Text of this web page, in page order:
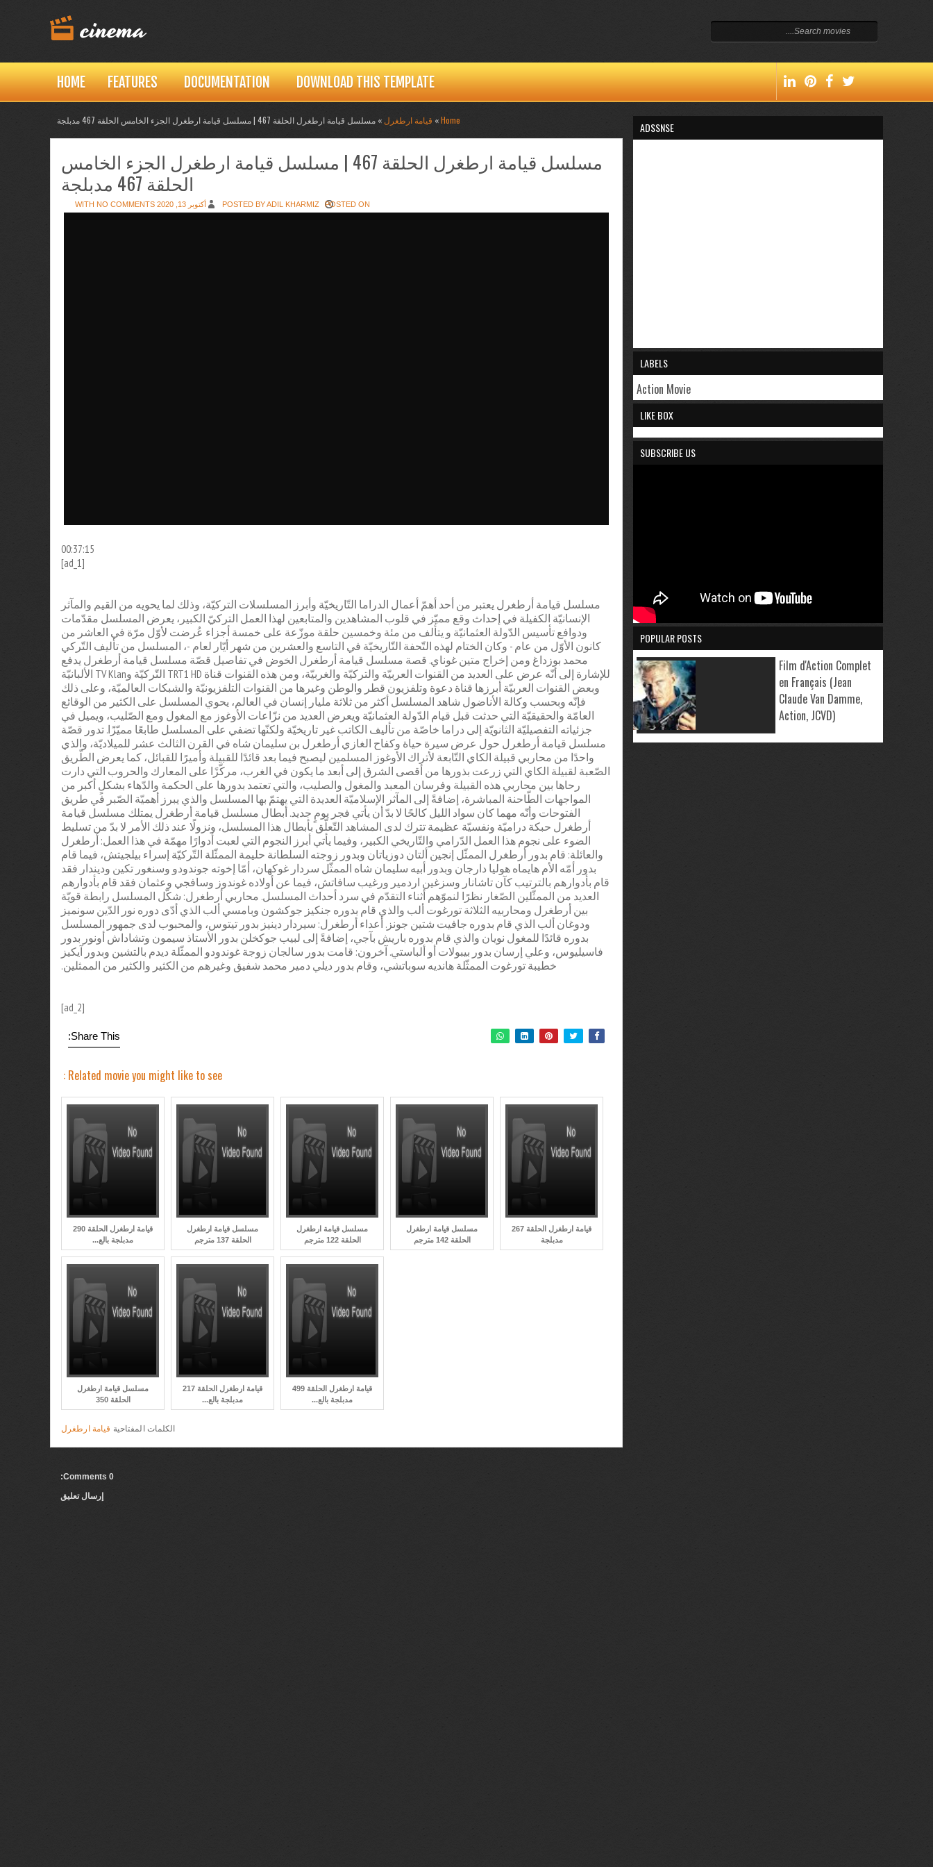
HOME FEATURES
DROPDOWN 1
DROPDOWN 2
DROPDOWN 3
DOCUMENTATION DOWNLOAD THIS TEMPLATE
Home
» قيامة ارطغرل » مسلسل قيامة ارطغرل الحلقة 467 | مسلسل قيامة ارطغرل الجزء الخامس الحلقة 467 مدبلجة
مسلسل قيامة ارطغرل الحلقة 467 | مسلسل قيامة ارطغرل الجزء الخامس
الحلقة 467 مدبلجة
POSTED BY ADIL KHARMIZ POSTED ON أكتوبر 13, 2020 WITH NO COMMENTS
00:37:15
[ad_1]
مسلسل قيامة أرطغرل يعتبر من أحد أهمّ أعمال الدراما التّاريخيّة وأبرز المسلسلات التركيّة، وذلك لما يحويه من القيم والمآثر
الإنسانيّة الكفيلة في إحداث وقع مميّز في قلوب المشاهدين والمتابعين لهذا العمل التركيّ الكبير، يعرض المسلسل مقدّمات
ودوافع تأسيس الدّولة العثمانيّة و يتألف من مئة وخمسين حلقة موزّعة على خمسة أجزاء عُرضت لأوّل مرّة في العاشر من
كانون الأوّل من عام - وكان الختام لهذه التّحفة التّاريخيّة في التاسع والعشرين من شهر أيّار لعام -، المسلسل من تأليف التّركي
محمد بوزداغ ومن إخراج متين غوناي. قصة مسلسل قيامة أرطغرل الخوض في تفاصيل قصّة مسلسل قيامة أرطغرل يدفع
للإشارة إلى أنّه عرض على العديد من القنوات العربيّة والتركيّة والغربيّة، ومن هذه القنوات قناة TRT1 HD التّركيّة وTV Klan الألبانيّة
وبعض القنوات العربيّة أبرزها قناة دعوة وتلفزيون قطر والوطن وغيرها من القنوات التلفزيونيّة والشبكات العالميّة، وعلى ذلك
فإنّه وبحسب وكالة الأناضول شاهد المسلسل أكثر من ثلاثة مليار إنسان في العالم، يحوي المسلسل على الكثير من الوقائع
العامّة والحقيقيّة التي حدثت قبل قيام الدّولة العثمانيّة ويعرض العديد من نزّاعات الأوغوز مع المغول ومع الصّليب، ويميل في
جزئياته التفصيليّة الثانويّة إلى دراما خاصّة من تأليف الكاتب غير تاريخيّة ولكنّها تضفي على المسلسل طابعًا مميّزًا. تدور قصّة
مسلسل قيامة أرطغرل حول عرض سيرة حياة وكفاح الغازي أرطغرل بن سليمان شاه في القرن الثالث عشر للميلاديّة، والذي
واحدًا من محاربي قبيلة الكاي التّابعة لأتراك الأوغوز المسلمين ليصبح فيما بعد قائدًا للقبيلة وأميرًا للقبائل، كما يعرض الطّريق
الصّعبة لقبيلة الكاي التي زرعت بذورها من أقصى الشرق إلى أبعد ما يكون في الغرب، مركّزًا على المعارك والحروب التي دارت
رحاها بين محاربي هذه القبيلة وفرسان المعبد والمغول والصليب، والتي تعتمد بدورها على الحكمة والدّهاء بشكلٍ أكبر من
المواجهات الطّاحنة المباشرة، إضافةً إلى المآثر الإسلاميّة العديدة التي يهتمّ بها المسلسل والذي يبرز أهميّة الصّبر في طريق
الفتوحات وأنّه مهما كان سواد الليل كالحًا لا بدّ أن يأتي فجر يومٍ جديد. أبطال مسلسل قيامة أرطغرل يمتلك مسلسل قيامة
أرطغرل حبكة دراميّة ونفسيّة عظيمة تترك لدى المشاهد التّعلّق بأبطال هذا المسلسل، ونزولًا عند ذلك الأمر لا بدّ من تسليط
الضوء على نجوم هذا العمل الدّرامي والتّاريخي الكبير، وفيما يأتي أبرز النجوم التي لعبت أدوارًا مهمّة في هذا العمل: أرطغرل
والعائلة: قام بدور أرطغرل الممثّل إنجين ألتان دوزياتان وبدور زوجته السلطانة حليمة الممثّلة التّركيّة إسراء بيلجيتش، فيما قام
بدور أمّه الأم هايماه هوليا دارجان وبدور أبيه سليمان شاه الممثّل سردار غوكهان، أمّا إخوته جوندودو وسنغور تكين وديندار فقد
قام بأدوارهم بالترتيب كآن تاشانار وسزغين اردمير ورغيب سافاتش، فيما عن أولاده غوندوز وسافجي وعثمان فقد قام بأدوارهم
العديد من الممثّلين الصّغار نظرًا لنموّهم أثناء التقدّم في سرد أحداث المسلسل. محاربي أرطغرل: شكّل المسلسل رابطة قويّة
بين أرطغرل ومحاربيه الثلاثة تورغوت ألب والذي قام بدوره جنكيز جوكشون وبامسي ألب الذي أدّى دوره نور الدّين سونميز
ودوغان ألب الذي قام بدوره جافيت شتين جونز. أعداء أرطغرل: سيردار دينيز بدور تيتوس، والمحبوب لدى جمهور المسلسل
بدوره قائدًا للمغول نويان والذي قام بدوره باريش بآجي، إضافةً إلى لبيب جوكخلن بدور الأستاذ سيمون وتشاداش أونور بدور
فاسيليوس، وعلي إرسان بدور بيبولات أو ألباستي. آخرون: قامت بدور سالجان زوجة غوندودو الممثّلة ديدم بالتشين وبدور آيكيز
خطيبة تورغوت الممثّلة هانديه سوباتشي، وقام بدور ديلي دمير محمد شفيق وغيرهم من الكثير والكثير من الممثلين.
[ad_2]
Share This:
Related movie you might like to see :
قيامة ارطغرل الحلقة 290
مدبلجة بالع...
مسلسل قيامة ارطغرل
الحلقة 137 مترجم
مسلسل قيامة ارطغرل
الحلقة 122 مترجم
مسلسل قيامة ارطغرل
الحلقة 142 مترجم
قيامة ارطغرل الحلقة 267
مدبلجة
مسلسل قيامة ارطغرل
الحلقة 350
قيامة ارطغرل الحلقة 217
مدبلجة بالع...
قيامة ارطغرل الحلقة 499
مدبلجة بالع...
الكلمات المفتاحية قيامة ارطغرل
0 Comments:
إرسال تعليق
ADSSNSE
LABELS
Action Movie
LIKE BOX
SUBSCRIBE US
POPULAR POSTS
Film d'Action Complet
en Français (Jean
Claude Van Damme,
Action, JCVD)